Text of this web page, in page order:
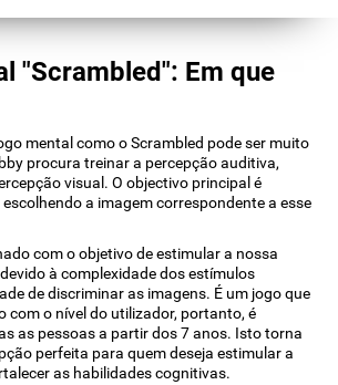
"Scrambled": Em que
mental como o Scrambled pode ser muito
procura treinar a percepção auditiva,
visual. O objectivo principal é
a imagem correspondente a esse
com o objetivo de estimular a nossa
à complexidade dos estímulos
de discriminar as imagens. É um jogo que
com o nível do utilizador, portanto, é
as pessoas a partir dos 7 anos. Isto torna
perfeita para quem deseja estimular a
as habilidades cognitivas.